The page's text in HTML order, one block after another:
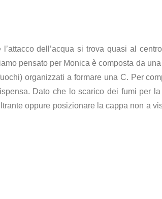
dell’acqua si trova quasi al
pensato per Monica è composta da
organizzati a formare una C. Per
Dato che lo scarico dei fumi per
oppure posizionare la cappa non a